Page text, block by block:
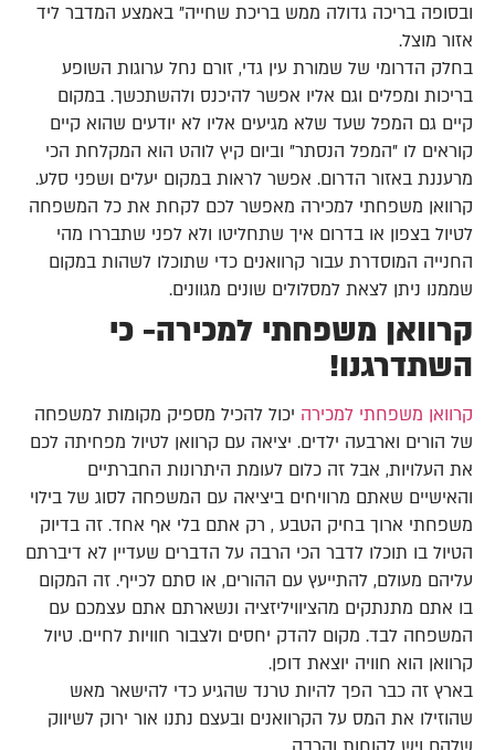
ובסופה בריכה גדולה ממש בריכת שחייה" באמצע המדבר ליד
אזור מוצל.
בחלק הדרומי של שמורת עין גדי, זורם נחל ערוגות השופע
בריכות ומפלים וגם אליו אפשר להיכנס ולהשתכשך. במקום
קיים גם המפל שעד שלא מגיעים אליו לא יודעים שהוא קיים
קוראים לו "המפל הנסתר" וביום קיץ לוהט הוא המקלחת הכי
מרעננת באזור הדרום. אפשר לראות במקום יעלים ושפני סלע.
קרוואן משפחתי למכירה מאפשר לכם לקחת את כל המשפחה
לטיול בצפון או בדרום איך שתחליטו ולא לפני שתבררו מהי
החנייה המוסדרת עבור קרוואנים כדי שתוכלו לשהות במקום
שממנו ניתן לצאת למסלולים שונים מגוונים.
קרוואן משפחתי למכירה- כי
השתדרגנו!
קרוואן משפחתי למכירה יכול להכיל מספיק מקומות למשפחה
של הורים וארבעה ילדים. יציאה עם קרוואן לטיול מפחיתה לכם
את העלויות, אבל זה כלום לעומת היתרונות החברתיים
והאישיים שאתם מרוויחים ביציאה עם המשפחה לסוג של בילוי
משפחתי ארוך בחיק הטבע , רק אתם בלי אף אחד. זה בדיוק
הטיול בו תוכלו לדבר הכי הרבה על הדברים שעדיין לא דיברתם
עליהם מעולם, להתייעץ עם ההורים, או סתם לכייף. זה המקום
בו אתם מתנתקים מהציוויליזציה ונשארתם אתם עצמכם עם
המשפחה לבד. מקום להדק יחסים ולצבור חוויות לחיים. טיול
קרוואן הוא חוויה יוצאת דופן.
בארץ זה כבר הפך להיות טרנד שהגיע כדי להישאר מאש
שהוזילו את המס על הקרוואנים ובעצם נתנו אור ירוק לשיווק